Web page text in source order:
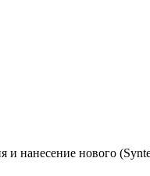
и нанесение нового